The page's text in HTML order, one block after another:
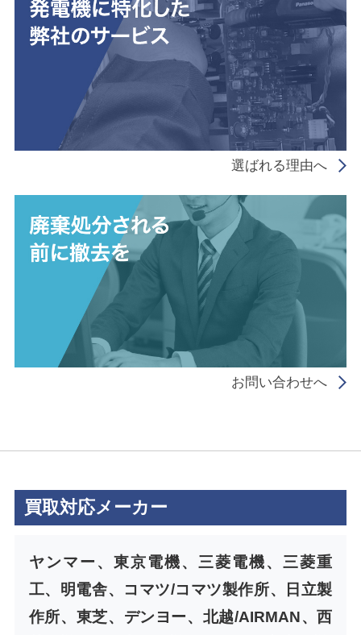
選ばれる理由へ
お問い合わせへ
買取対応メーカー
ヤンマー、東京電機、三菱電機、三菱重
工、明電舎、コマツ/コマツ製作所、日立製
作所、東芝、デンヨー、北越/AIRMAN、西